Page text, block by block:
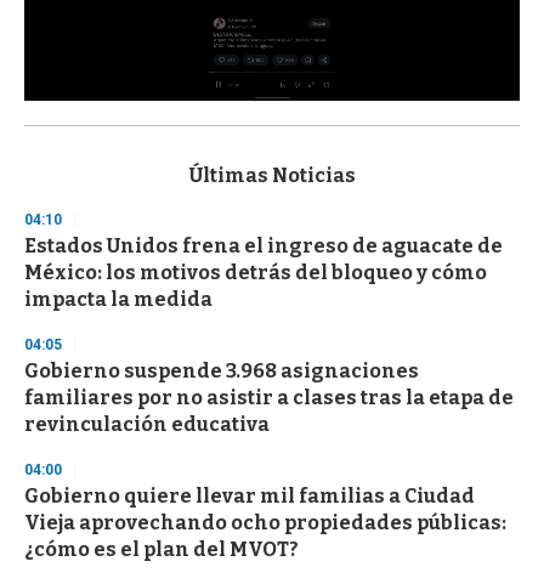
s
d
s
o
f
3
s
e
c
o
n
Últimas Noticias
04:10
Estados Unidos frena el ingreso de aguacate de
México: los motivos detrás del bloqueo y cómo
impacta la medida
04:05
Gobierno suspende 3.968 asignaciones
familiares por no asistir a clases tras la etapa de
revinculación educativa
04:00
Gobierno quiere llevar mil familias a Ciudad
Vieja aprovechando ocho propiedades públicas:
¿cómo es el plan del MVOT?